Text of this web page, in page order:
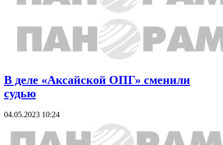
В деле «Аксайской ОПГ» сменили
судью
04.05.2023 10:24